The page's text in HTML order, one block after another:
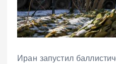
Иран запустил